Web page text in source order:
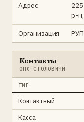
Адрес
р-
Организация
Контакты
ОПС СТОЛОВИЧИ
ТИП
Контактный
Касса